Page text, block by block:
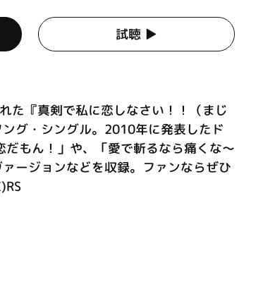
試聴 ▶︎
た『真剣で私に恋しなさい！！（まじ
グ・シングル。2010年に発表したド
だもん！」や、「愛で斬るなら痛くな～
ージョンなどを収録。ファンならぜひ